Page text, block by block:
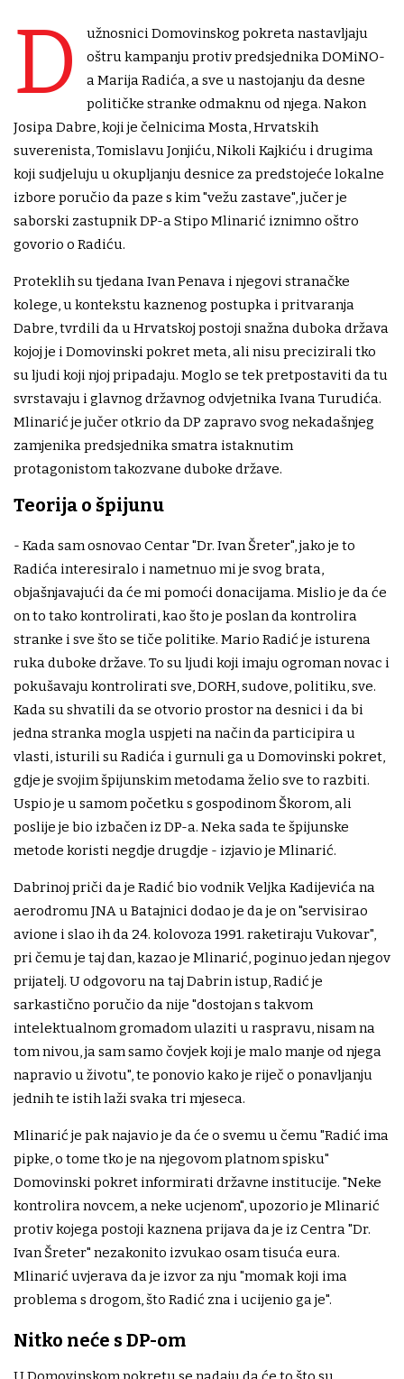
D
užnosnici Domovinskog pokreta nastavljaju
oštru kampanju protiv predsjednika DOMiNO-
a Marija Radića, a sve u nastojanju da desne
političke stranke odmaknu od njega. Nakon
Josipa Dabre, koji je čelnicima Mosta, Hrvatskih
suverenista, Tomislavu Jonjiću, Nikoli Kajkiću i drugima
koji sudjeluju u okupljanju desnice za predstojeće lokalne
izbore poručio da paze s kim "vežu zastave", jučer je
saborski zastupnik DP-a Stipo Mlinarić iznimno oštro
govorio o Radiću.
Proteklih su tjedana Ivan Penava i njegovi stranačke
kolege, u kontekstu kaznenog postupka i pritvaranja
Dabre, tvrdili da u Hrvatskoj postoji snažna duboka država
kojoj je i Domovinski pokret meta, ali nisu precizirali tko
su ljudi koji njoj pripadaju. Moglo se tek pretpostaviti da tu
svrstavaju i glavnog državnog odvjetnika Ivana Turudića.
Mlinarić je jučer otkrio da DP zapravo svog nekadašnjeg
zamjenika predsjednika smatra istaknutim
protagonistom takozvane duboke države.
Teorija o špijunu
- Kada sam osnovao Centar "Dr. Ivan Šreter", jako je to
Radića interesiralo i nametnuo mi je svog brata,
objašnjavajući da će mi pomoći donacijama. Mislio je da će
on to tako kontrolirati, kao što je poslan da kontrolira
stranke i sve što se tiče politike. Mario Radić je isturena
ruka duboke države. To su ljudi koji imaju ogroman novac i
pokušavaju kontrolirati sve, DORH, sudove, politiku, sve.
Kada su shvatili da se otvorio prostor na desnici i da bi
jedna stranka mogla uspjeti na način da participira u
vlasti, isturili su Radića i gurnuli ga u Domovinski pokret,
gdje je svojim špijunskim metodama želio sve to razbiti.
Uspio je u samom početku s gospodinom Škorom, ali
poslije je bio izbačen iz DP-a. Neka sada te špijunske
metode koristi negdje drugdje - izjavio je Mlinarić.
Dabrinoj priči da je Radić bio vodnik Veljka Kadijevića na
aerodromu JNA u Batajnici dodao je da je on "servisirao
avione i slao ih da 24. kolovoza 1991. raketiraju Vukovar",
pri čemu je taj dan, kazao je Mlinarić, poginuo jedan njegov
prijatelj. U odgovoru na taj Dabrin istup, Radić je
sarkastično poručio da nije "dostojan s takvom
intelektualnom gromadom ulaziti u raspravu, nisam na
tom nivou, ja sam samo čovjek koji je malo manje od njega
napravio u životu", te ponovio kako je riječ o ponavljanju
jednih te istih laži svaka tri mjeseca.
Mlinarić je pak najavio je da će o svemu u čemu "Radić ima
pipke, o tome tko je na njegovom platnom spisku"
Domovinski pokret informirati državne institucije. "Neke
kontrolira novcem, a neke ucjenom", upozorio je Mlinarić
protiv kojega postoji kaznena prijava da je iz Centra "Dr.
Ivan Šreter" nezakonito izvukao osam tisuća eura.
Mlinarić uvjerava da je izvor za nju "momak koji ima
problema s drogom, što Radić zna i ucijenio ga je".
Nitko neće s DP-om